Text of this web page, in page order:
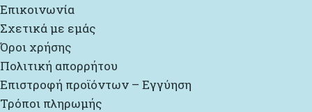
Επικοινωνία
Σχετικά με εμάς
Όροι χρήσης
Πολιτική απορρήτου
Επιστροφή προϊόντων – Εγγύηση
Τρόποι πληρωμής